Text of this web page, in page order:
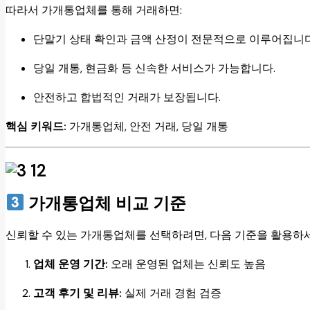
따라서 가개통업체를 통해 거래하면:
단말기 상태 확인과 금액 산정이 전문적으로 이루어집니
당일 개통, 현금화 등 신속한 서비스가 가능합니다.
안전하고 합법적인 거래가 보장됩니다.
핵심 키워드: 가개통업체, 안전 거래, 당일 개통
가개통업체 비교 기준
신뢰할 수 있는 가개통업체를 선택하려면, 다음 기준을 활용하
업체 운영 기간: 오래 운영된 업체는 신뢰도 높음
고객 후기 및 리뷰: 실제 거래 경험 검증